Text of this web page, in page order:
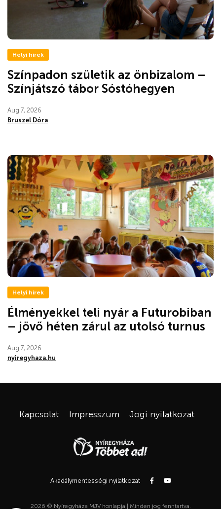
Helyi hírek
Színpadon születik az önbizalom –
Színjátszó tábor Sóstóhegyen
Aug 7, 2026
Bruszel Dóra
Helyi hírek
Élményekkel teli nyár a Futurobiban
– jövő héten zárul az utolsó turnus
Aug 7, 2026
nyiregyhaza.hu
Kapcsolat Impresszum Jogi nyilatkozat
Akadálymentességi nyilatkozat
2026 © Nyíregyháza MJV honlapja | Minden jog fenntartva.